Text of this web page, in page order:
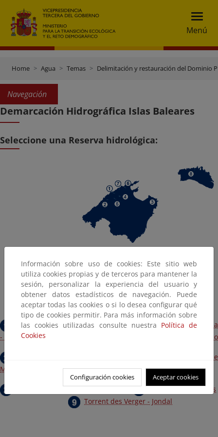
Menú
Home Agua Temas Delimitación y restauración del Dominio
Navegación
Demarcación Hidrográfica Islas Baleares
Seleccione una Reserva hidrológica:
Torrent de Lluc - Pareis
Torrent de Comafreda
- Picarols
Torrent de s'Hort des Molí - Mortitx - Fondo
Torrent de
Massanella 2
Torrent de Binimel·là
Torrent des Matzoc
Torrent de Ternelles
Torrent des Verger - Jondal
Información sobre uso de cookies: Este sitio web
utiliza cookies propias y de terceros para mantener la
sesión, personalizar la experiencia del usuario y
obtener datos estadísticos de navegación. Puede
aceptar todas las cookies o si lo desea configurar qué
tipo de cookies permitir. Para más información sobre
las cookies utilizadas consulte nuestra Política de
Cookies
Configuración cookies Aceptar cookies